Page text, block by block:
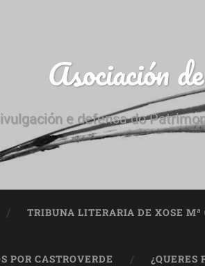
Asociación
e defensa do
TRIBUNA LITERARIA DE XOSE
POR CASTROVERDE ¿QUERES